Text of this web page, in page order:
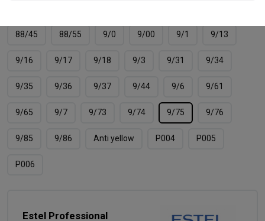
88/45 88/55 9/0 9/00 9/1 9/13
9/16 9/17 9/18 9/3 9/31 9/34
9/35 9/36 9/37 9/44 9/6 9/61
9/65 9/7 9/73 9/74 9/75 9/76
9/85 9/86 Аnti yellow Р004 Р005
Р006
Estel Professional